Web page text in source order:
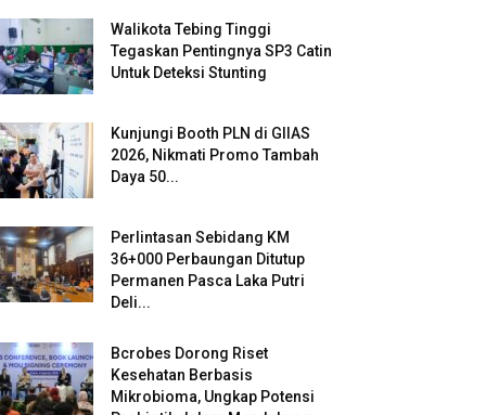
Walikota Tebing Tinggi
Tegaskan Pentingnya SP3 Catin
Untuk Deteksi Stunting
Kunjungi Booth PLN di GIIAS
2026, Nikmati Promo Tambah
Daya 50...
Perlintasan Sebidang KM
36+000 Perbaungan Ditutup
Permanen Pasca Laka Putri
Deli...
Bcrobes Dorong Riset
Kesehatan Berbasis
Mikrobioma, Ungkap Potensi